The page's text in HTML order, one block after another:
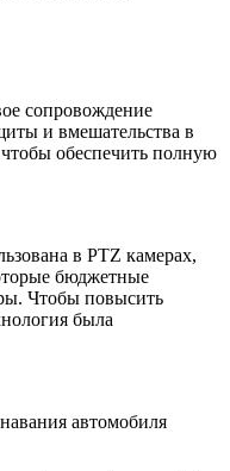
сопровождение
и вмешательства в
обеспечить полную
в PTZ камерах,
бюджетные
Чтобы повысить
была
автомобиля